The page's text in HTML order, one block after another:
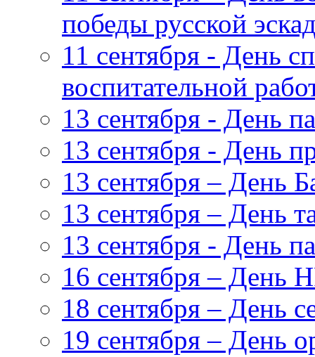
победы русской
11 сентября - День
воспитательной
13 сентября - День
13 сентября - День
13 сентября – День
13 сентября – День
13 сентября - День
16 сентября – День
18 сентября – День
19 сентября – День